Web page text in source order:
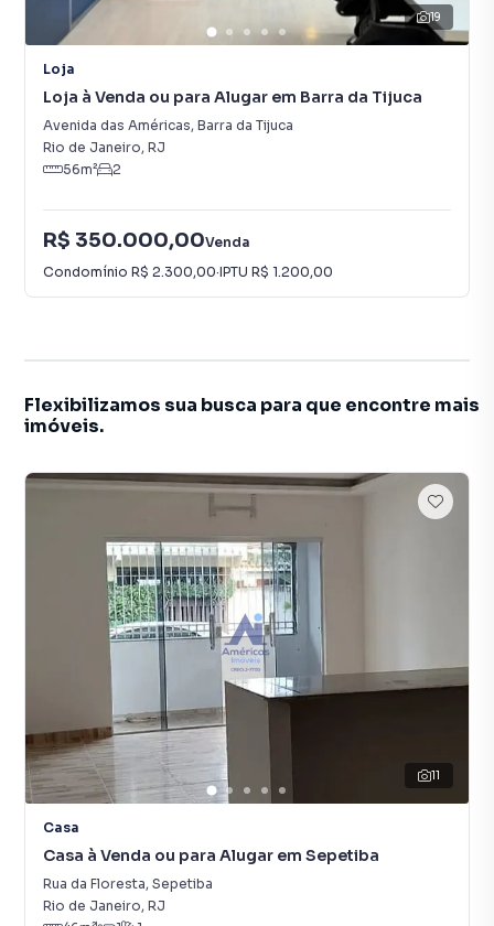
19
Loja
Loja à Venda ou para Alugar em Barra da Tijuca
Avenida das Américas, Barra da Tijuca
Rio de Janeiro, RJ
56m² 2
R$ 350.000,00Venda
Condomínio R$ 2.300,00·IPTU R$ 1.200,00
Flexibilizamos sua busca para que encontre mais
imóveis.
11
Casa
Casa à Venda ou para Alugar em Sepetiba
Rua da Floresta, Sepetiba
Rio de Janeiro, RJ